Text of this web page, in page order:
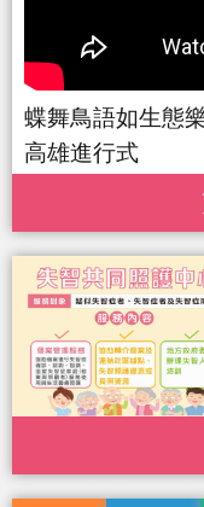
蝶舞鳥語如生態
高雄進行式